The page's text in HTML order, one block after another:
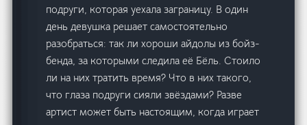
подруги, которая уехала заграницу. В один
день девушка решает самостоятельно
разобраться: так ли хороши айдолы из бойз-
бенда, за которыми следила её Бёль. Стоило
ли на них тратить время? Что в них такого,
что глаза подруги сияли звёздами? Разве
артист может быть настоящим, когда играет